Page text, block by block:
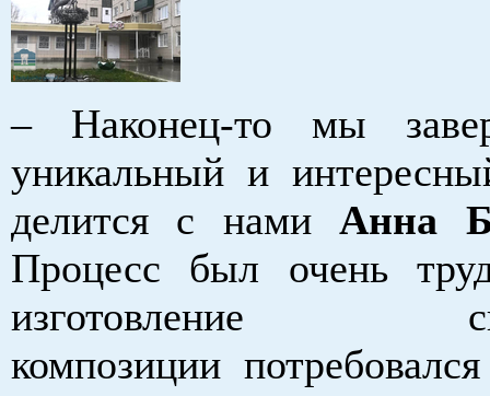
– Наконец-то мы
уникальный и
делится с намиАнна
Процесс был очень
изготовление
композиции